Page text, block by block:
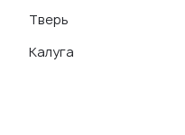
Тверь
Калуга